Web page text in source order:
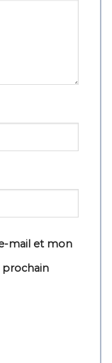
mail et mon
prochain